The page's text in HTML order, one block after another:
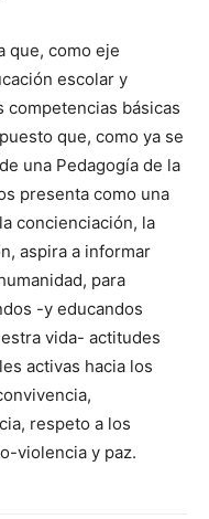
que, como eje
escolar y
competencias básicas
que, como ya se
una Pedagogía de la
presenta como una
concienciación, la
aspira a informar
para
-y educandos
vida- actitudes
activas hacia los
respeto a los
violencia y paz.